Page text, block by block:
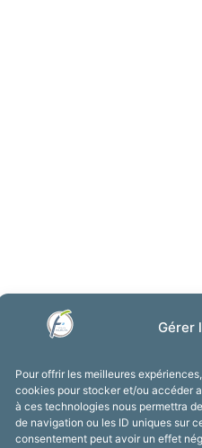
Gérer
Pour offrir les meilleures
cookies pour stocker et/ou accéder
à ces technologies nous permettra
de navigation ou les ID uniques sur
consentement peut avoir un effet